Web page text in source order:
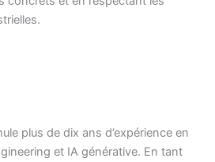
plus de dix ans d’expérience en
et IA générative. En tant